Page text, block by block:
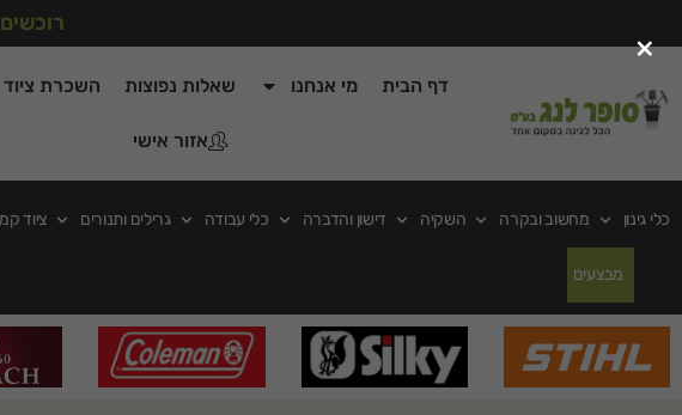
דף הבית מי אנחנו שאלות נפוצות השכרת ציוד
אזור אישי
כלי גינון מחשוב ובקרה השקיה דישון והדברה כלי עבודה גרילים ותנורים ציוד
מבצעים
×